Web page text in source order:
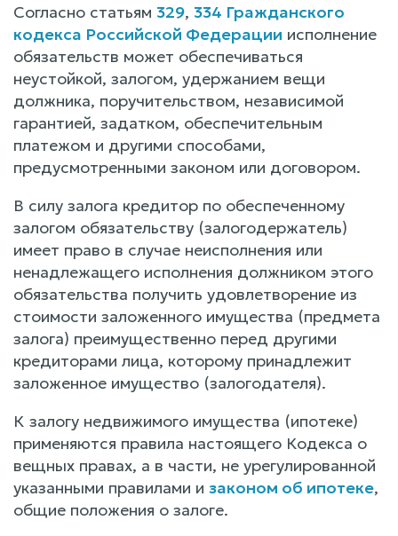
Согласно статьям 329, 334 Гражданского
кодекса Российской Федерации исполнение
обязательств может обеспечиваться
неустойкой, залогом, удержанием вещи
должника, поручительством, независимой
гарантией, задатком, обеспечительным
платежом и другими способами,
предусмотренными законом или договором.
В силу залога кредитор по обеспеченному
залогом обязательству (залогодержатель)
имеет право в случае неисполнения или
ненадлежащего исполнения должником этого
обязательства получить удовлетворение из
стоимости заложенного имущества (предмета
залога) преимущественно перед другими
кредиторами лица, которому принадлежит
заложенное имущество (залогодателя).
К залогу недвижимого имущества (ипотеке)
применяются правила настоящего Кодекса о
вещных правах, а в части, не урегулированной
указанными правилами и законом об ипотеке,
общие положения о залоге.